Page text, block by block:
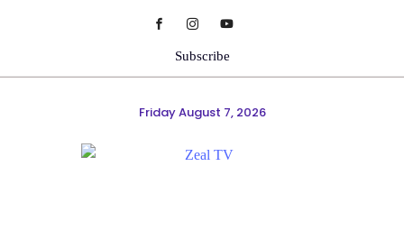
Subscribe
Friday August 7, 2026